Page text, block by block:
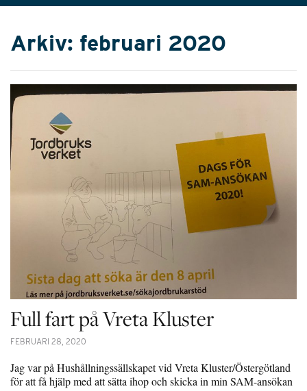
Arkiv: februari 2020
Full fart på Vreta Kluster
FEBRUARI 28, 2020
Jag var på Hushållningssällskapet vid Vreta Kluster/Östergötland
för att få hjälp med att sätta ihop och skicka in min SAM-ansökan